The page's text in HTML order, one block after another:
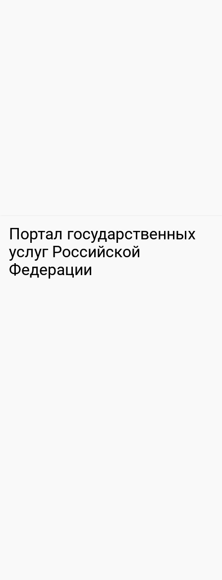
Портал государственных
услуг Российской
Федерации